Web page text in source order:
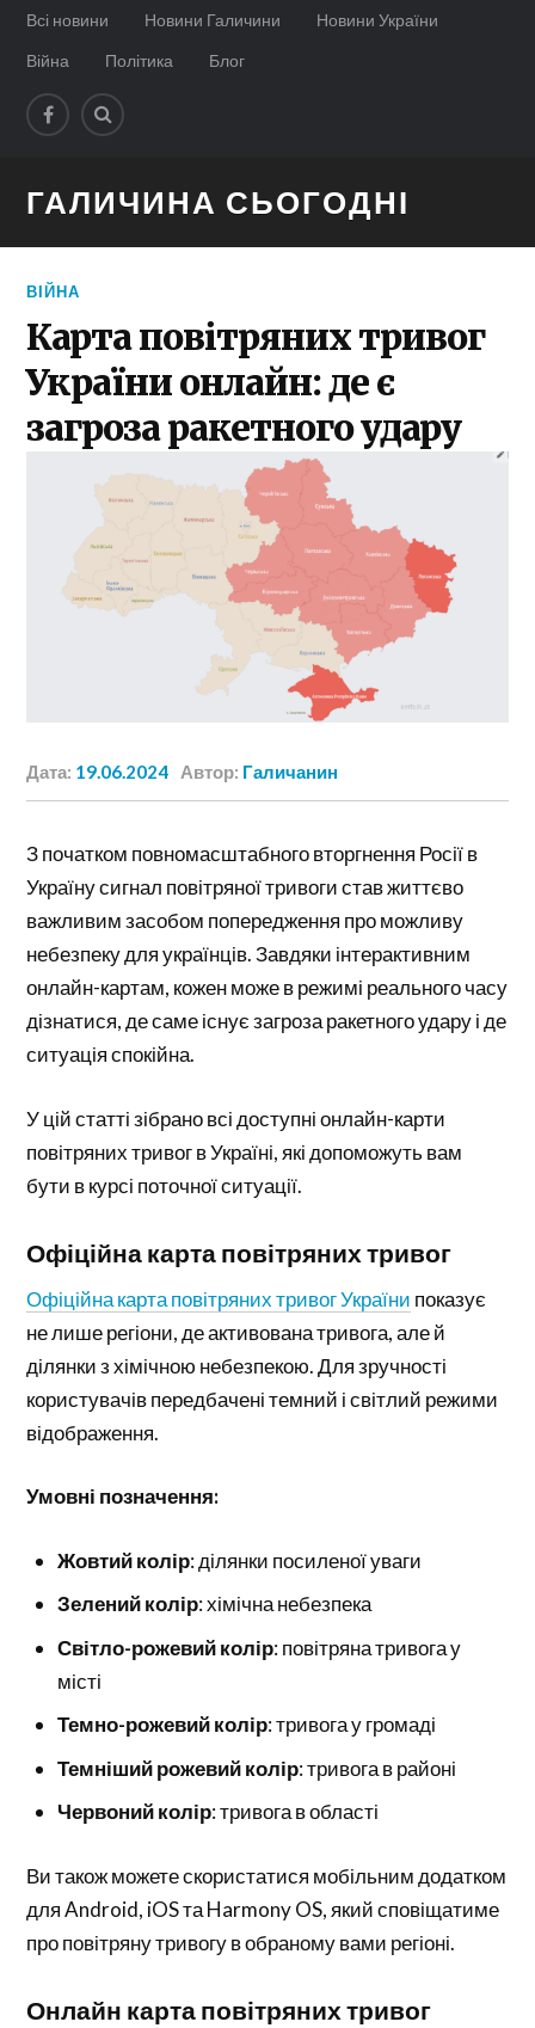
Всі новини Новини Галичини
Новини України
Війна
Політика Блог
ГАЛИЧИНА СЬОГОДНІ
ВІЙНА
Карта повітряних тривог
України онлайн: де є
загроза ракетного удару
Дата: 19.06.2024 Автор: Галичанин
З початком повномасштабного вторгнення Росії в
Україну сигнал повітряної тривоги став життєво
важливим засобом попередження про можливу
небезпеку для українців. Завдяки інтерактивним
онлайн-картам, кожен може в режимі реального часу
дізнатися, де саме існує загроза ракетного удару і де
ситуація спокійна.
У цій статті зібрано всі доступні онлайн-карти
повітряних тривог в Україні, які допоможуть вам
бути в курсі поточної ситуації.
Офіційна карта повітряних тривог
Офіційна карта повітряних тривог України показує
не лише регіони, де активована тривога, але й
ділянки з хімічною небезпекою. Для зручності
користувачів передбачені темний і світлий режими
відображення.
Умовні позначення:
Жовтий колір: ділянки посиленої уваги
Зелений колір: хімічна небезпека
Світло-рожевий колір: повітряна тривога у
місті
Темно-рожевий колір: тривога у громаді
Темніший рожевий колір: тривога в районі
Червоний колір: тривога в області
Ви також можете скористатися мобільним додатком
для Android, iOS та Harmony OS, який сповіщатиме
про повітряну тривогу в обраному вами регіоні.
Онлайн карта повітряних тривог